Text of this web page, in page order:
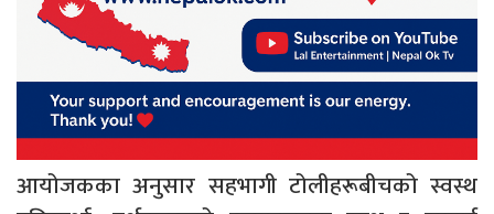
आयोजकका अनुसार सहभागी टोलीहरूबीचको स्वस्थ